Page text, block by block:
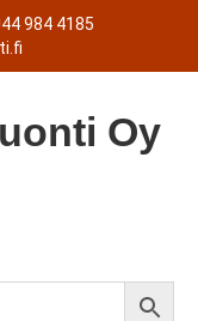
984 4185
Oy